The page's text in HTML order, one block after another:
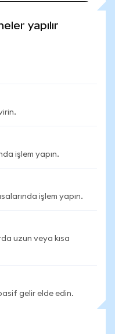
yapılır
işlem yapın.
işlem yapın.
uzun veya kısa
gelir elde edin.